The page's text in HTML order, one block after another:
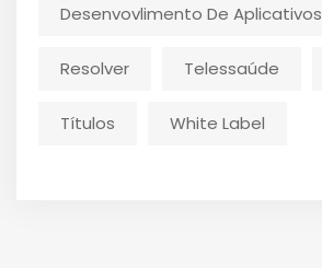
Desenvovlimento De Aplicativos
Resolver Telessaúde
Títulos White Label